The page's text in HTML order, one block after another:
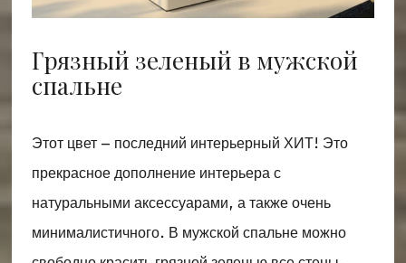
Грязный зеленый в мужской
спальне
Этот цвет – последний интерьерный ХИТ! Это
прекрасное дополнение интерьера с
натуральными аксессуарами, а также очень
минималистичного. В мужской спальне можно